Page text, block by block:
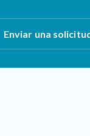
Enviar una